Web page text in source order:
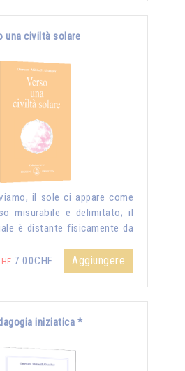
una civiltà solare
il sole ci appare come
misurabile e delimitato; il
è distante fisicamente da
7.00CHF Aggiungere
iniziatica *